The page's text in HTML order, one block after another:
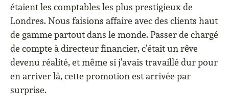
étaient les comptables les plus prestigieux de
Londres. Nous faisions affaire avec des clients haut
de gamme partout dans le monde. Passer de chargé
de compte à directeur financier, c’était un rêve
devenu réalité, et même si j’avais travaillé dur pour
en arriver là, cette promotion est arrivée par
surprise.